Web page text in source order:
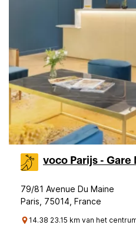
voco Parijs - Gare
79/81 Avenue Du Maine
Paris, 75014, France
14.38 23.15 km van het